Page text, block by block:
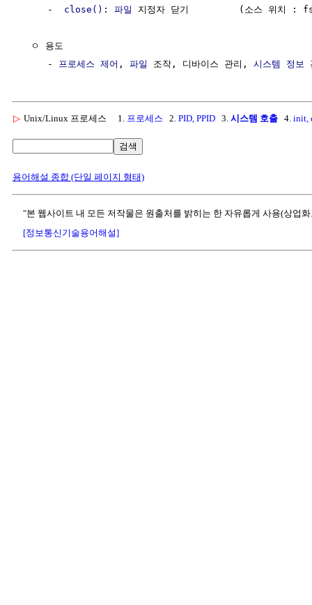
     -
close() : 파일 지정자 닫기         (소스 위치 :
  ㅇ 용도
     -
프로세스 제어 , 파일 조작, 디바이스 관리, 시스템 정보
▷ Unix/Linux 프로세스 1. 프로세스 2. PID, PPID 3. 시스템 호출 4. init,
검색
용어해설 종합 (단일 페이지 형태)
"본 웹사이트 내 모든 저작물은 원출처를 밝히는 한 자유롭게 사용(상업
[정보통신기술용어해설]